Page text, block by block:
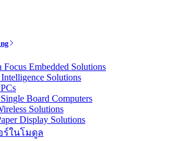
Focus Embedded Solutions
Solutions
Board Computers
Solutions
Display Solutions
ร์ในโมดูล